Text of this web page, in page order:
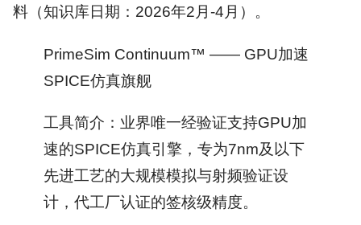
料（知识库日期：2026年2月-4月）。
PrimeSim Continuum™ —— GPU加速
SPICE仿真旗舰
工具简介：业界唯一经验证支持GPU加
速的SPICE仿真引擎，专为7nm及以下
先进工艺的大规模模拟与射频验证设
计，代工厂认证的签核级精度。